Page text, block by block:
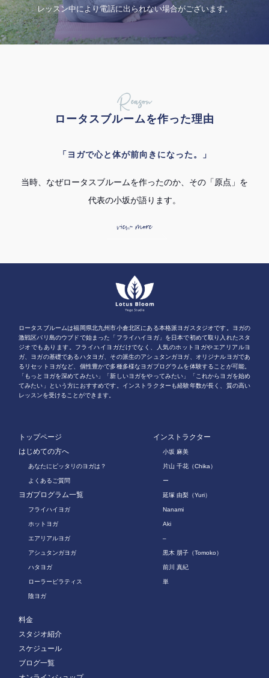
レッスン中により電話に出られない場合がございます。
Reason
ロータスブルームを作った理由
「ヨガで心と体が前向きになった。」
当時、なぜロータスブルームを作ったのか、その「原点」を
代表の小坂が語ります。
view more
ロータスブルームは福岡県北九州市小倉北区にある本格派ヨガスタジオです。ヨガの
激戦区バリ島のウブドで始まった「フライハイヨガ」を日本で初めて取り入れたスタ
ジオでもあります。フライハイヨガだけでなく、人気のホットヨガやエアリアルヨ
ガ、ヨガの基礎であるハタヨガ、その派生のアシュタンガヨガ、オリジナルヨガであ
るリセットヨガなど、個性豊かで多種多様なヨガプログラムを体験することが可能。
「もっとヨガを深めてみたい」「新しいヨガをやってみたい」「これからヨガを始め
てみたい」という方におすすめです。インストラクターも経験年数が長く、質の高い
レッスンを受けることができます。
トップページ
はじめての方へ
あなたにピッタリのヨガは？
よくあるご質問
ヨガプログラム一覧
フライハイヨガ
ホットヨガ
エアリアルヨガ
アシュタンガヨガ
ハタヨガ
ローラーピラティス
陰ヨガ
インストラクター
小坂 麻美
片山 千花（Chika）
ー
延塚 由梨（Yuri）
Nanami
Aki
–
黒木 朋子（Tomoko）
前川 真紀
単
料金
スタジオ紹介
スケジュール
ブログ一覧